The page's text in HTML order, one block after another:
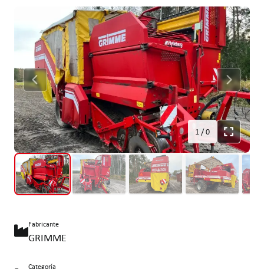
1/0
Fabricante
GRIMME
Categoría